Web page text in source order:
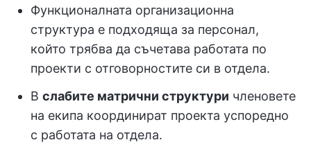
Функционалната организационна
структура е подходяща за персонал,
който трябва да съчетава работата по
проекти с отговорностите си в отдела.
В слабите матрични структури членовете
на екипа координират проекта успоредно
с работата на отдела.